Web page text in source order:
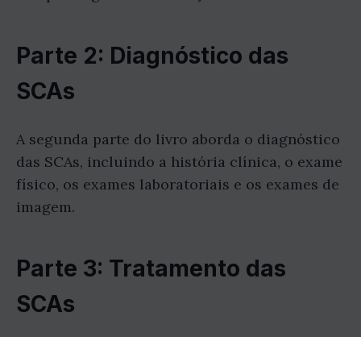
Parte 2: Diagnóstico das
SCAs
A segunda parte do livro aborda o diagnóstico
das SCAs, incluindo a história clínica, o exame
físico, os exames laboratoriais e os exames de
imagem.
Parte 3: Tratamento das
SCAs